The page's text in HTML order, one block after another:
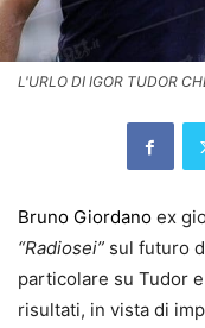
L'URLO DI IGOR TUDOR
Bruno Giordano ex
“Radiosei” sul futuro
particolare su Tudor
risultati, in vista di